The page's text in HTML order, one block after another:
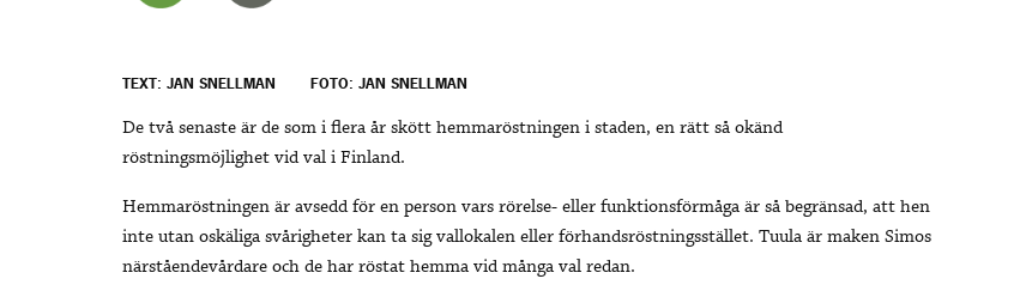
TEXT: JAN SNELLMAN FOTO: JAN SNELLMAN
De två senaste är de som i flera år skött hemmaröstningen i staden, en rätt så okänd
röstningsmöjlighet vid val i Finland.
Hemmaröstningen är avsedd för en person vars rörelse- eller funktionsförmåga är så begränsad, att hen
inte utan oskäliga svårigheter kan ta sig vallokalen eller förhandsröstningsstället. Tuula är maken Simos
närståendevårdare och de har röstat hemma vid många val redan.